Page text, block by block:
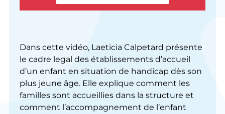
Dans cette vidéo, Laeticia Calpetard présente
le cadre legal des établissements d’accueil
d’un enfant en situation de handicap dès son
plus jeune âge. Elle explique comment les
familles sont accueillies dans la structure et
comment l’accompagnement de l’enfant